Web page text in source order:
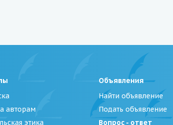
авторам
этика
Объявления
Найти объявление
Подать объявление
Вопрос - ответ